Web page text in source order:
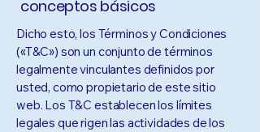
conceptos básicos
Dicho esto, los Términos y Condiciones
(«T&C») son un conjunto de términos
legalmente vinculantes definidos por
usted, como propietario de este sitio
web. Los T&C establecen los límites
legales que rigen las actividades de los